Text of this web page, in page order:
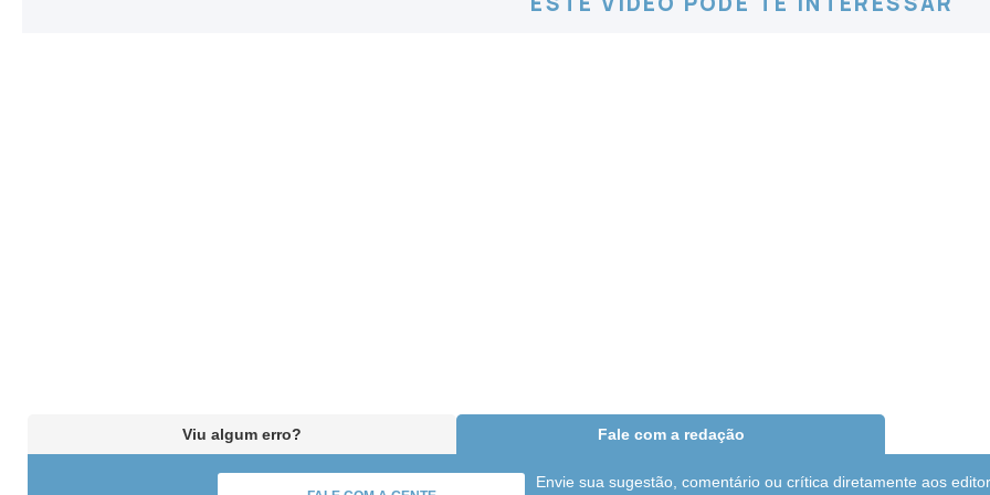
Viu algum erro? Fale com a redação
Envie sua sugestão, comentário ou crítica diretamente aos